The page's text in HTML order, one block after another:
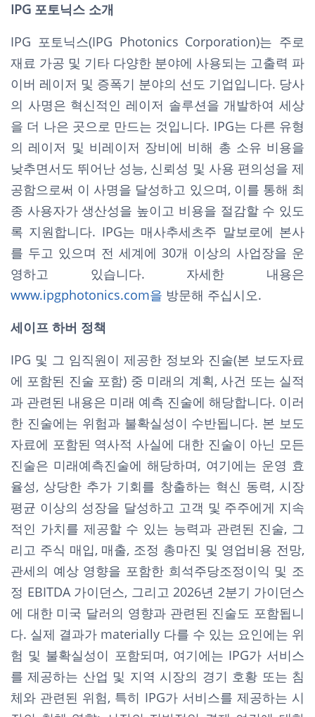
IPG 포토닉스 소개
IPG 포토닉스(IPG Photonics Corporation)는 주로
재료 가공 및 기타 다양한 분야에 사용되는 고출력 파
이버 레이저 및 증폭기 분야의 선도 기업입니다. 당사
의 사명은 혁신적인 레이저 솔루션을 개발하여 세상
을 더 나은 곳으로 만드는 것입니다. IPG는 다른 유형
의 레이저 및 비레이저 장비에 비해 총 소유 비용을
낮추면서도 뛰어난 성능, 신뢰성 및 사용 편의성을 제
공함으로써 이 사명을 달성하고 있으며, 이를 통해 최
종 사용자가 생산성을 높이고 비용을 절감할 수 있도
록 지원합니다. IPG는 매사추세츠주 말보로에 본사
를 두고 있으며 전 세계에 30개 이상의 사업장을 운
영하고 있습니다. 자세한 내용은
www.ipgphotonics.com을 방문해 주십시오.
세이프 하버 정책
IPG 및 그 임직원이 제공한 정보와 진술(본 보도자료
에 포함된 진술 포함) 중 미래의 계획, 사건 또는 실적
과 관련된 내용은 미래 예측 진술에 해당합니다. 이러
한 진술에는 위험과 불확실성이 수반됩니다. 본 보도
자료에 포함된 역사적 사실에 대한 진술이 아닌 모든
진술은 미래예측진술에 해당하며, 여기에는 운영 효
율성, 상당한 추가 기회를 창출하는 혁신 동력, 시장
평균 이상의 성장을 달성하고 고객 및 주주에게 지속
적인 가치를 제공할 수 있는 능력과 관련된 진술, 그
리고 주식 매입, 매출, 조정 총마진 및 영업비용 전망,
관세의 예상 영향을 포함한 희석주당조정이익 및 조
정 EBITDA 가이던스, 그리고 2026년 2분기 가이던스
에 대한 미국 달러의 영향과 관련된 진술도 포함됩니
다. 실제 결과가 materially 다를 수 있는 요인에는 위
험 및 불확실성이 포함되며, 여기에는 IPG가 서비스
를 제공하는 산업 및 지역 시장의 경기 호황 또는 침
체와 관련된 위험, 특히 IPG가 서비스를 제공하는 시